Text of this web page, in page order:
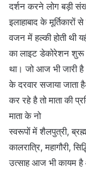
दर्शन करने लोग बड़ी
इलाहाबाद के मूर्तिकारों
वजन में हल्की होती थी
का लाइट डेकोरेशन शुरू
था। जो आज भी जारी है
के दरवार सजाया जाता
कर रहे है तो माता की
माता के नो
स्वरूपों में शैलपुत्री,
कालरात्रि, महागौरी,
उत्साह आज भी कायम है